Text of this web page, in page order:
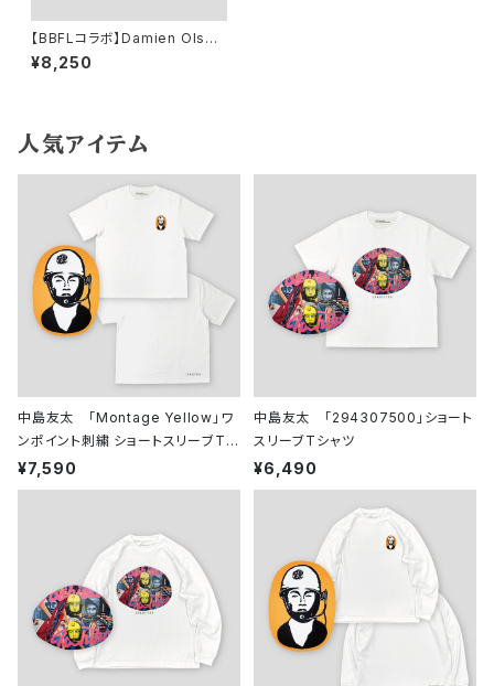
【BBFLコラボ】Damien Olsen
Berdichevsky 「If these m
ountains could talk」 ロング
¥8,250
人気アイテム
中島友太 「Montage Yellow」ワ
ンポイント刺繍 ショートスリーブTシ
ャツ
¥7,590
中島友太 「294307500」ショート
スリーブTシャツ
¥6,490